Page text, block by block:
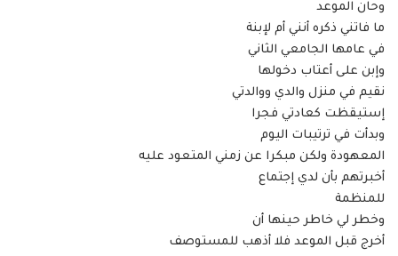
وحان الموعد
ما فاتني ذكره أنني أم لإبنة
في عامها الجامعي الثاني
وإبن على أعتاب دخولها
نقيم في منزل والدي ووالدتي
إستيقظت كعادتي فجرا
وبدأت في ترتيبات اليوم
المعهودة ولكن مبكرا عن زمني المتعود عليه
أخبرتهم بأن لدي إجتماع
للمنظمة
وخطر لي خاطر حينها أن
أخرج قبل الموعد فلا أذهب للمستوصف